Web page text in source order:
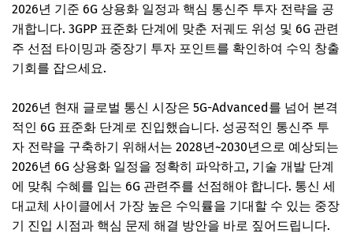
2026년 기준 6G 상용화 일정과 핵심 통신주 투자 전략을 공
개합니다. 3GPP 표준화 단계에 맞춘 저궤도 위성 및 6G 관련
주 선점 타이밍과 중장기 투자 포인트를 확인하여 수익 창출
기회를 잡으세요.
2026년 현재 글로벌 통신 시장은 5G-Advanced를 넘어 본격
적인 6G 표준화 단계로 진입했습니다. 성공적인 통신주 투
자 전략을 구축하기 위해서는 2028년~2030년으로 예상되는
2026년 6G 상용화 일정을 정확히 파악하고, 기술 개발 단계
에 맞춰 수혜를 입는 6G 관련주를 선점해야 합니다. 통신 세
대교체 사이클에서 가장 높은 수익률을 기대할 수 있는 중장
기 진입 시점과 핵심 문제 해결 방안을 바로 짚어드립니다.